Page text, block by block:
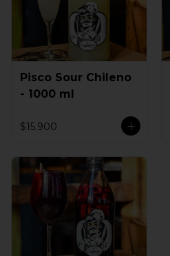
Pisco Sour Chileno
- 1000 ml
$15.900